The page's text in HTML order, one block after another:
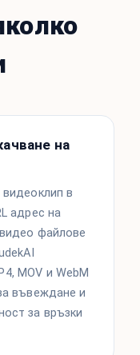
на
в
адрес на
файлове
MOV и WebM
въвеждане и
за връзки